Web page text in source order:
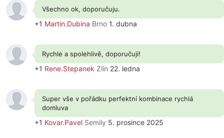
Všechno ok, doporučuju.
+1 Martin.Dubina Brno 1. dubna
Rychle a spolehlivě, doporučuji!
+1 Rene.Stepanek Zlín 22. ledna
Super vše v pořádku perfektní kombinace rychlá
domluva
+1 Kovar.Pavel Semily 5. prosince 2025